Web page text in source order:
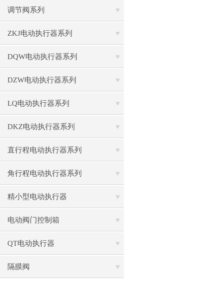
调节阀系列
ZKJ电动执行器系列
DQW电动执行器系列
DZW电动执行器系列
LQ电动执行器系列
DKZ电动执行器系列
直行程电动执行器系列
角行程电动执行器系列
精小型电动执行器
电动阀门控制箱
QT电动执行器
隔膜阀